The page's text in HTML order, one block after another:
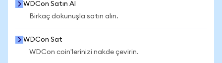
WDCon Satın Al
Birkaç dokunuşla satın alın.
WDCon Sat
WDCon coin'lerinizi nakde çevirin.